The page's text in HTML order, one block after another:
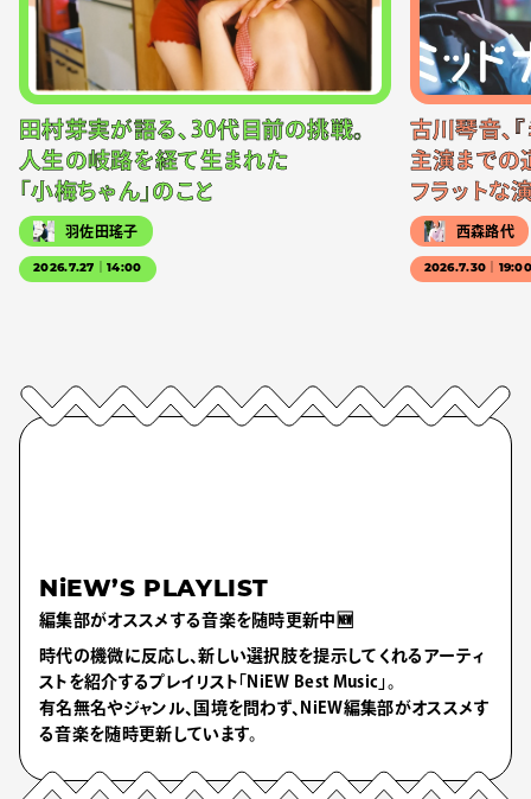
田村芽実が語る、30代目前の挑戦。
人生の岐路を経て生まれた
「小梅ちゃん」のこと
羽佐田瑤子
2026.7.27｜14:00
古川琴音、
主演までの
フラットな
西森路代
2026.7.30｜
NiEW’S PLAYLIST
編集部がオススメする音楽を随時更新中🆕
時代の機微に反応し、新しい選択肢を提示してくれるアーティ
ストを紹介するプレイリスト「NiEW Best Music」。
有名無名やジャンル、国境を問わず、NiEW編集部がオススメす
る音楽を随時更新しています。